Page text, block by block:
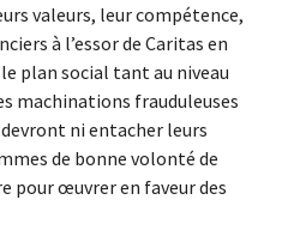
valeurs, leur compétence,
à l’essor de Caritas en
plan social tant au niveau
machinations frauduleuses
ni entacher leurs
de bonne volonté de
pour œuvrer en faveur des